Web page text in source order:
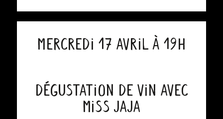
Mercredi 17 avril à 19h
Dégustation de vin avec
Miss Jaja